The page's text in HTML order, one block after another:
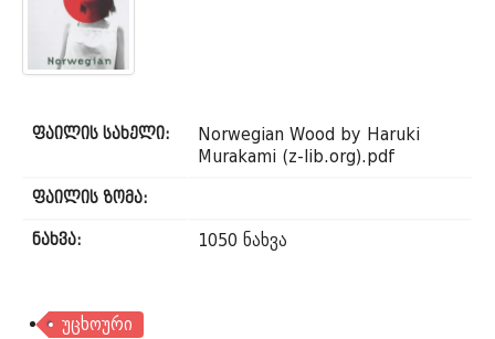
ფაილის სახელი:
Norwegian Wood by Haruki
Murakami (z-lib.org).pdf
ფაილის ზომა:
ნახვა: 1050 ნახვა
უცხოური